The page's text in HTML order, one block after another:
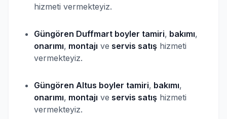
hizmeti vermekteyiz.
Güngören Duffmart boyler tamiri, bakımı,
onarımı, montajı ve servis satış hizmeti
vermekteyiz.
Güngören Altus boyler tamiri, bakımı,
onarımı, montajı ve servis satış hizmeti
vermekteyiz.